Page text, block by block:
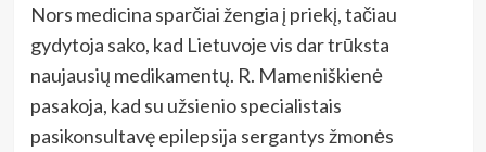
Nors medicina sparčiai žengia į priekį, tačiau
gydytoja sako, kad Lietuvoje vis dar trūksta
naujausių medikamentų. R. Mameniškienė
pasakoja, kad su užsienio specialistais
pasikonsultavę epilepsija sergantys žmonės